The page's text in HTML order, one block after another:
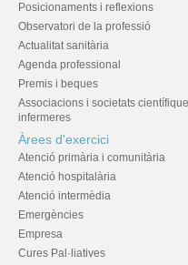
Posicionaments i reflexions
Observatori de la professió
Actualitat sanitària
Agenda professional
Premis i beques
Associacions i societats
infermeres
Àrees d'exercici
Atenció primària i comunitària
Atenció hospitalària
Atenció intermèdia
Emergències
Empresa
Cures Pal·liatives